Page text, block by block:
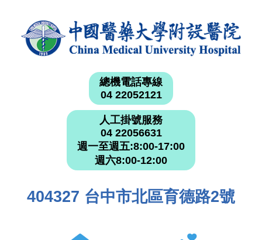
總機電話專線
04 22052121
人工掛號服務
04 22056631
週一至週五:8:00-17:00
週六8:00-12:00
404327 台中市北區育德路2號